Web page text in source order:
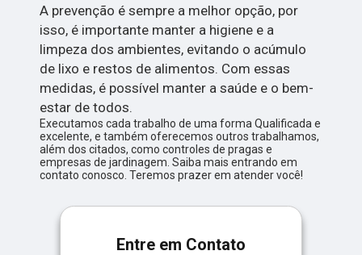
A prevenção é sempre a melhor opção, por
isso, é importante manter a higiene e a
limpeza dos ambientes, evitando o acúmulo
de lixo e restos de alimentos. Com essas
medidas, é possível manter a saúde e o bem-
estar de todos.
Executamos cada trabalho de uma forma Qualificada e
excelente, e também oferecemos outros trabalhamos,
além dos citados, como controles de pragas e
empresas de jardinagem. Saiba mais entrando em
contato conosco. Teremos prazer em atender você!
Entre em Contato